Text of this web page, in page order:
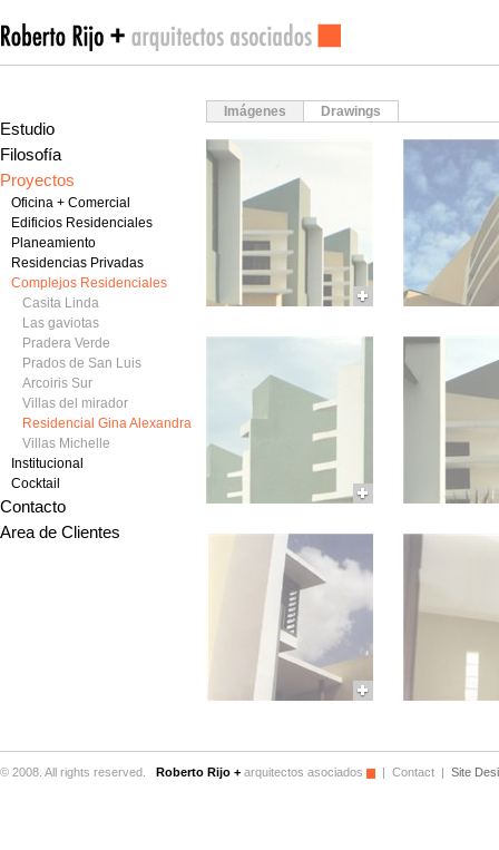
Estudio
Filosofía
Proyectos
Oficina + Comercial
Edificios Residenciales
Planeamiento
Residencias Privadas
Complejos Residenciales
Casita Linda
Las gaviotas
Pradera Verde
Prados de San Luis
Arcoiris Sur
Villas del mirador
Residencial Gina Alexandra
Villas Michelle
Institucional
Cocktail
Contacto
Area de Clientes
Imágenes Drawings
© 2008. All rights reserved. Roberto Rijo + arquitectos asociados | Contact | Site